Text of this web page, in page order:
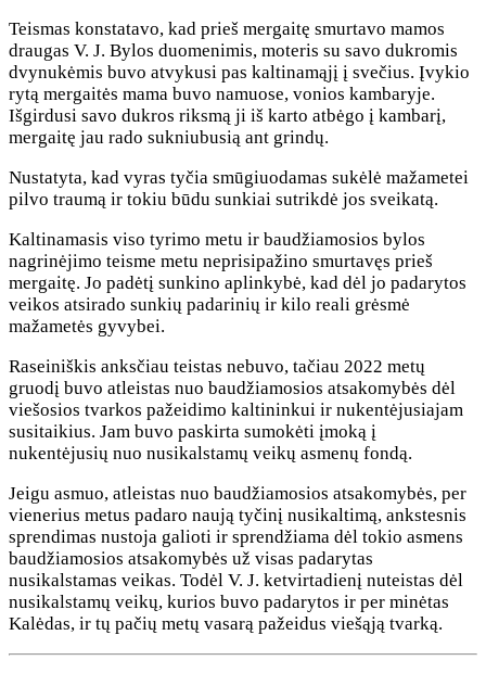
Teismas konstatavo, kad prieš mergaitę smurtavo mamos
draugas V. J. Bylos duomenimis, moteris su savo dukromis
dvynukėmis buvo atvykusi pas kaltinamąjį į svečius. Įvykio
rytą mergaitės mama buvo namuose, vonios kambaryje.
Išgirdusi savo dukros riksmą ji iš karto atbėgo į kambarį,
mergaitę jau rado sukniubusią ant grindų.
Nustatyta, kad vyras tyčia smūgiuodamas sukėlė mažametei
pilvo traumą ir tokiu būdu sunkiai sutrikdė jos sveikatą.
Kaltinamasis viso tyrimo metu ir baudžiamosios bylos
nagrinėjimo teisme metu neprisipažino smurtavęs prieš
mergaitę. Jo padėtį sunkino aplinkybė, kad dėl jo padarytos
veikos atsirado sunkių padarinių ir kilo reali grėsmė
mažametės gyvybei.
Raseiniškis anksčiau teistas nebuvo, tačiau 2022 metų
gruodį buvo atleistas nuo baudžiamosios atsakomybės dėl
viešosios tvarkos pažeidimo kaltininkui ir nukentėjusiajam
susitaikius. Jam buvo paskirta sumokėti įmoką į
nukentėjusių nuo nusikalstamų veikų asmenų fondą.
Jeigu asmuo, atleistas nuo baudžiamosios atsakomybės, per
vienerius metus padaro naują tyčinį nusikaltimą, ankstesnis
sprendimas nustoja galioti ir sprendžiama dėl tokio asmens
baudžiamosios atsakomybės už visas padarytas
nusikalstamas veikas. Todėl V. J. ketvirtadienį nuteistas dėl
nusikalstamų veikų, kurios buvo padarytos ir per minėtas
Kalėdas, ir tų pačių metų vasarą pažeidus viešąją tvarką.